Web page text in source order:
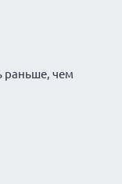
раньше, чем